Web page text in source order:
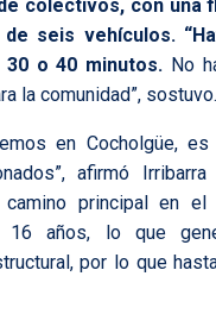
colectivos, con una
seis vehículos.
30 o 40 minutos. No
la comunidad”, sostuvo.
en Cocholgüe,
afirmó
principal en el
16 años, lo que
por lo que